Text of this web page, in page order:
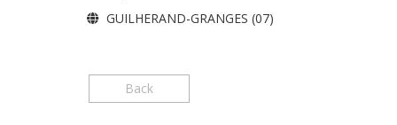
GUILHERAND-GRANGES (07)
Back